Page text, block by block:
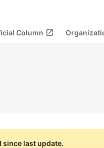
Column open_in_new
since last update.